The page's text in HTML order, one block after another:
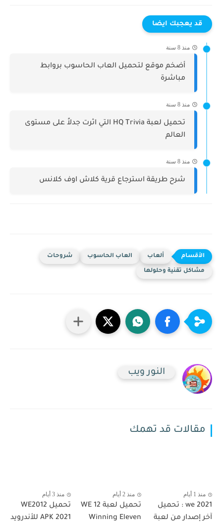
قد يعجبك ايضا
منذ 8 سنة
أضخم موقع لتحميل العاب الحاسوب بروابط
مباشرة
منذ 8 سنة
تحميل لعبة HQ Trivia التي اثرت جدلاً على مستوى
العالم
منذ 8 سنة
شرح طريقة استرجاع قرية كلاش اوف كلانس
ألعاب العاب الحاسوب شروحات
مشاكل تقنية وحلولها
النور ويب
مقالات قد تهمك
منذ 1 أيام
we 2021 : تحميل
آخر إصدار من لعبة
منذ 2 أيام
تحميل لعبة WE 12
Winning Eleven
منذ 3 أيام
تحميل WE2012
APK 2021 للأندرويد